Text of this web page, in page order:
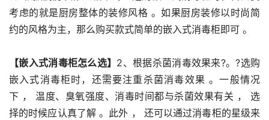
考虑的就是厨房整体的装修风格 。如果厨房装修以时尚简
约的风格为主，那么购买款式简单的嵌入式消毒柜即可 。
【嵌入式消毒柜怎么选】 2、根据杀菌消毒效果来?。?选购
嵌入式消毒柜时，还需要注重杀菌消毒效果 。一般情况
下 ， 温度、臭氧强度、消毒时间都与杀菌效果有关 ， 选
择的时候应认真了解 。此外 ， 还可以通过消毒柜的星级来